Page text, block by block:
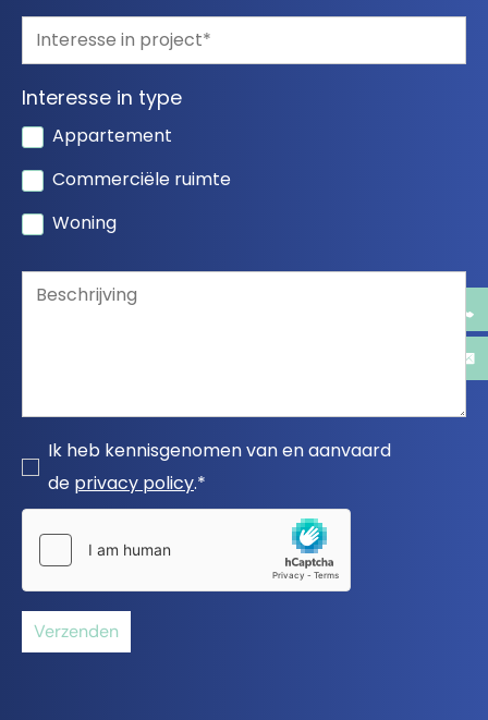
Appartement
Commerciële ruimte
Woning
Interesse in type
Ik heb kennisgenomen van en aanvaard
de privacy policy.*
Verzenden